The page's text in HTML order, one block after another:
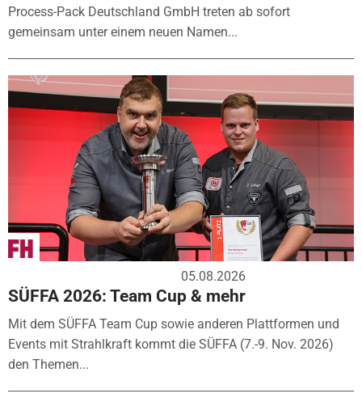
Process-Pack Deutschland GmbH treten ab sofort
gemeinsam unter einem neuen Namen...
05.08.2026
SÜFFA 2026: Team Cup & mehr
Mit dem SÜFFA Team Cup sowie anderen Plattformen und
Events mit Strahlkraft kommt die SÜFFA (7.-9. Nov. 2026)
den Themen...